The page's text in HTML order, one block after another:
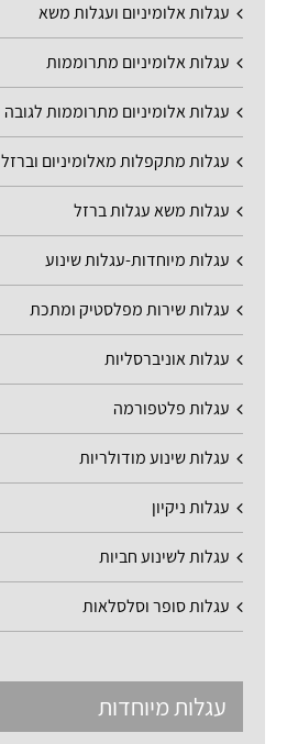
עגלות אלומיניום ועגלות משא
עגלות אלומיניום מתרוממות
עגלות אלומיניום מתרוממות לגובה
עגלות מתקפלות מאלומיניום וברזל
עגלות משא עגלות ברזל
עגלות מיוחדות-עגלות שינוע
עגלות שירות מפלסטיק ומתכת
עגלות אוניברסליות
עגלות פלטפורמה
עגלות שינוע מודולריות
עגלות ניקיון
עגלות לשינוע חביות
עגלות סופר וסלסלאות
עגלות מיוחדות